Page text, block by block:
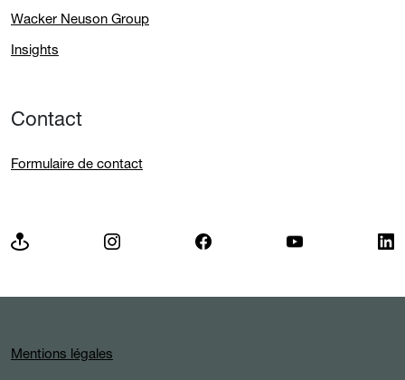
Wacker Neuson Group
Insights
Contact
Formulaire de contact
Mentions légales